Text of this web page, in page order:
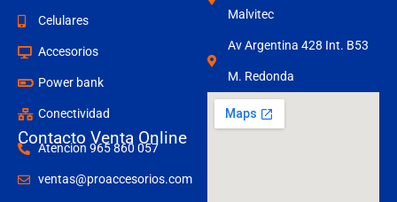
Celulares
Accesorios
Power bank
Conectividad
Contacto Venta Online
Atencion 965 860 057
ventas@proaccesorios.com
Malvitec
Av Argentina 428 Int. B53
M. Redonda